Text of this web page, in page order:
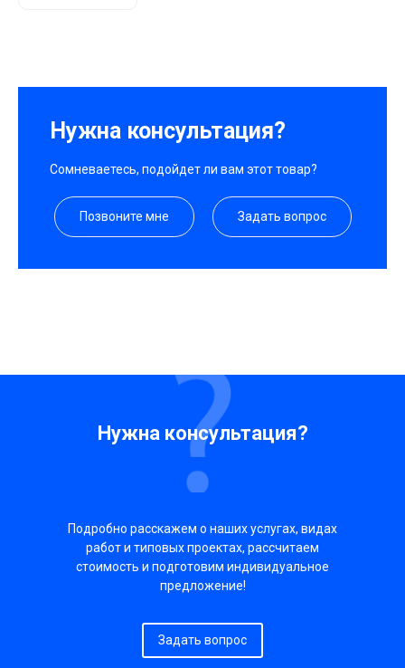
Нужна консультация?
Сомневаетесь, подойдет ли вам этот товар?
Позвоните мне Задать вопрос
Нужна консультация?
Подробно расскажем о наших услугах, видах
работ и типовых проектах, рассчитаем
стоимость и подготовим индивидуальное
предложение!
Задать вопрос